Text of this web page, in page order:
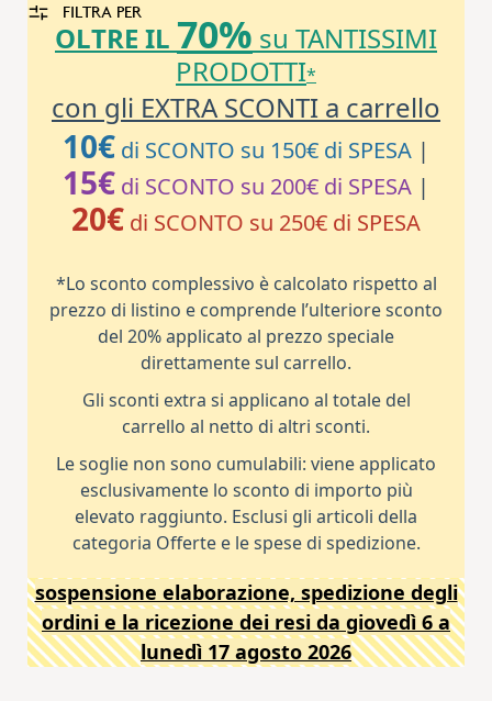
OLTRE IL 70% su TANTISSIMI
PRODOTTI*
con gli EXTRA SCONTI a carrello
10€ di SCONTO su 150€ di SPESA |
15€ di SCONTO su 200€ di SPESA |
20€ di SCONTO su 250€ di SPESA
*Lo sconto complessivo è calcolato rispetto al
prezzo di listino e comprende l’ulteriore sconto
del 20% applicato al prezzo speciale
direttamente sul carrello.
Gli sconti extra si applicano al totale del
carrello al netto di altri sconti.
Le soglie non sono cumulabili: viene applicato
esclusivamente lo sconto di importo più
elevato raggiunto. Esclusi gli articoli della
categoria Offerte e le spese di spedizione.
sospensione elaborazione, spedizione degli
ordini e la ricezione dei resi da giovedì 6 a
lunedì 17 agosto 2026
FILTRA PER